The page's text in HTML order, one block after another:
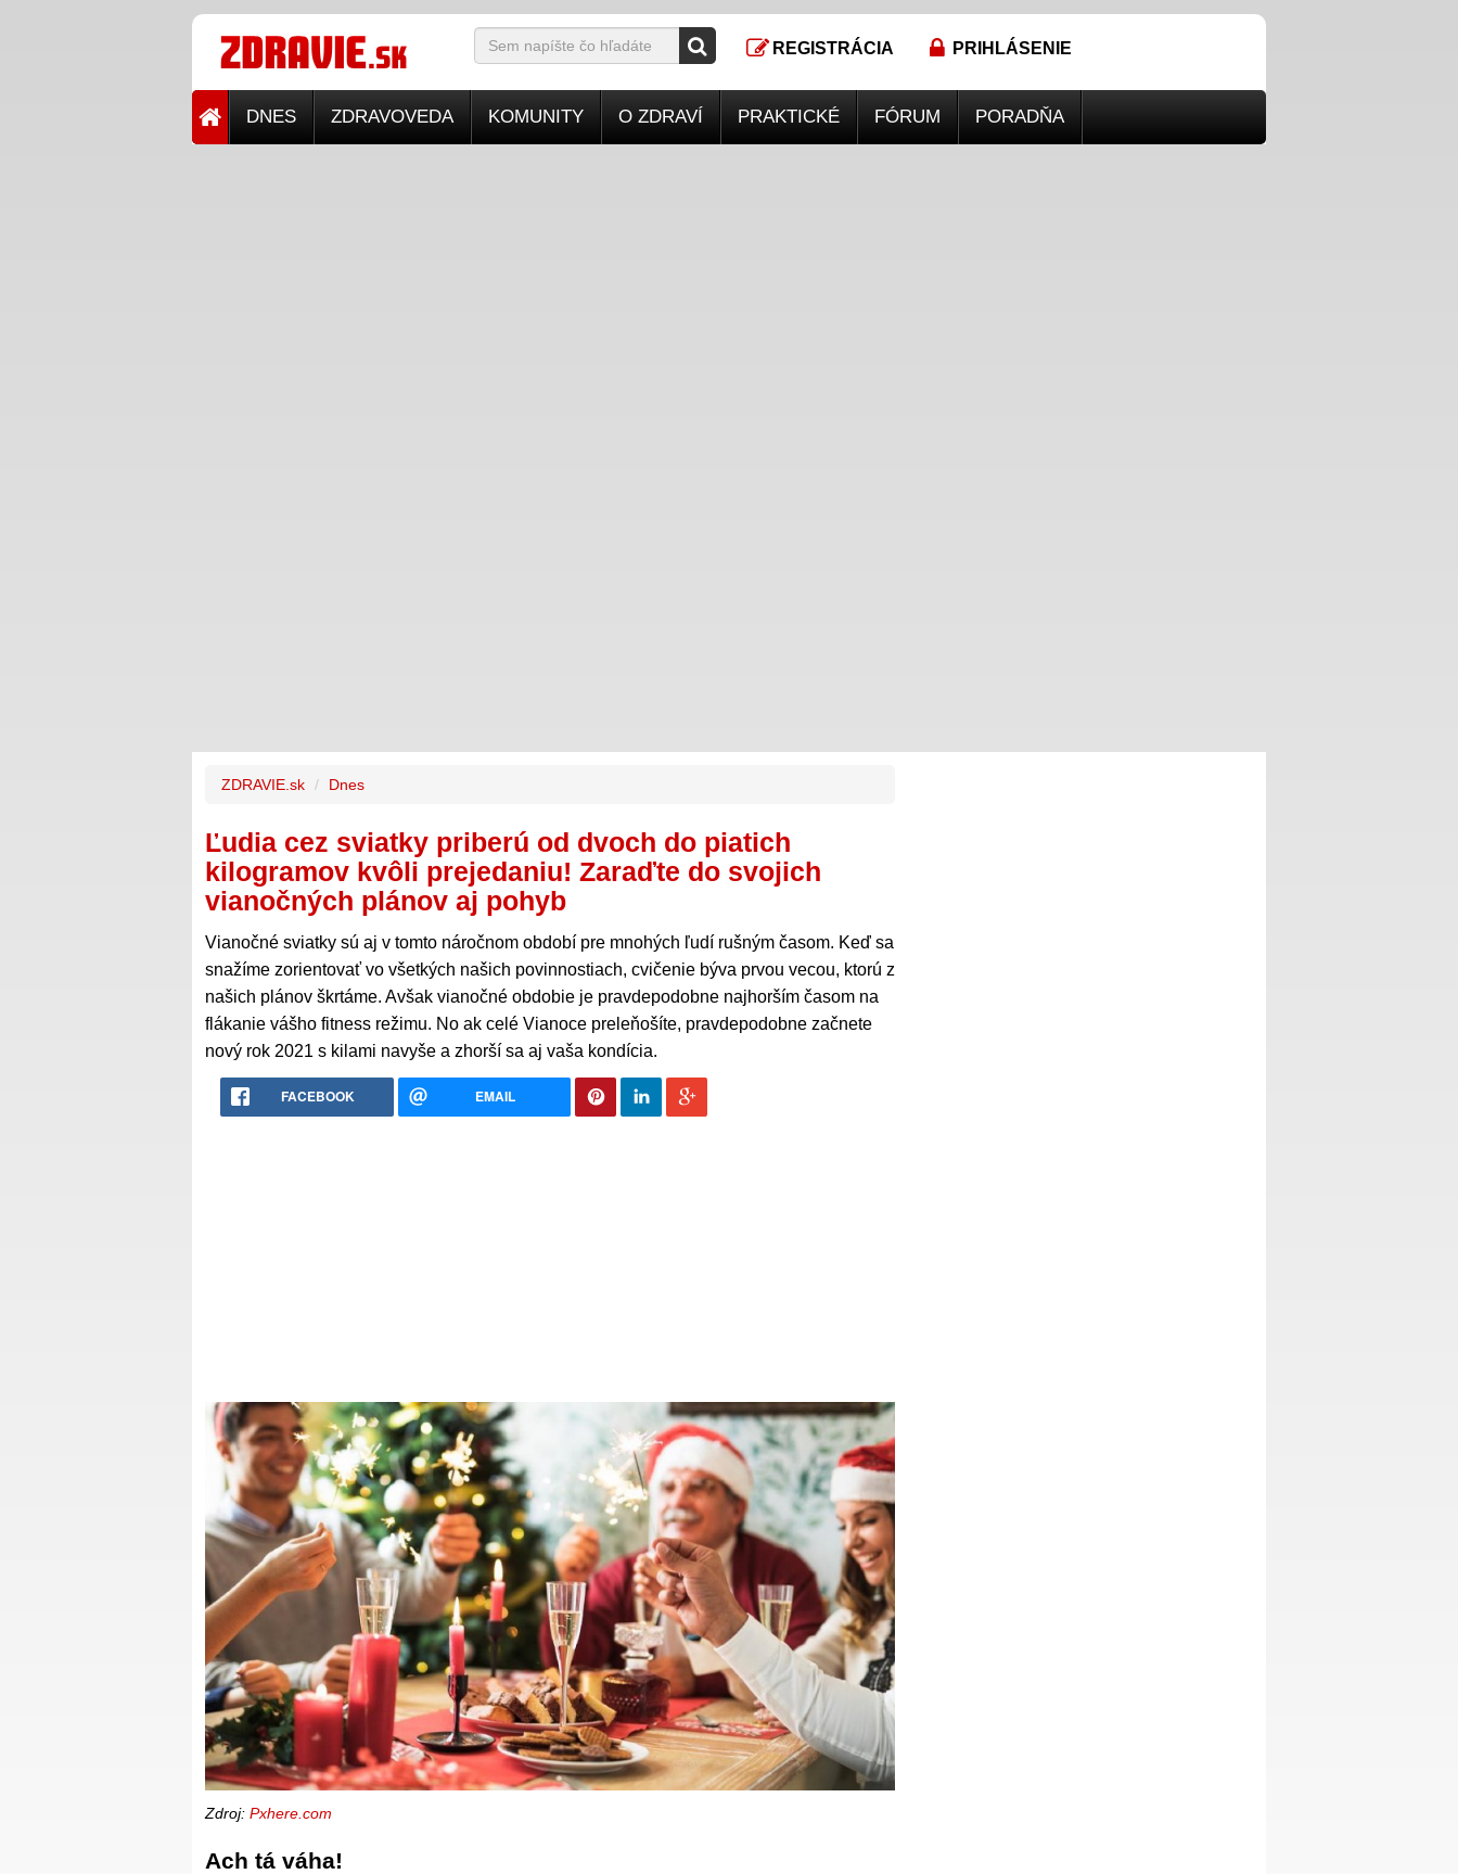
REGISTRÁCIA PRIHLÁSENIE
DNES ZDRAVOVEDA KOMUNITY O ZDRAVÍ PRAKTICKÉ FÓRUM PORADŇA
ZDRAVIE.sk Dnes
Ľudia cez sviatky priberú od dvoch do piatich
kilogramov kvôli prejedaniu! Zaraďte do svojich
vianočných plánov aj pohyb
Vianočné sviatky sú aj v tomto náročnom období pre mnohých ľudí rušným časom. Keď sa
snažíme zorientovať vo všetkých našich povinnostiach, cvičenie býva prvou vecou, ktorú z
našich plánov škrtáme. Avšak vianočné obdobie je pravdepodobne najhorším časom na
flákanie vášho fitness režimu. No ak celé Vianoce preleňošíte, pravdepodobne začnete
nový rok 2021 s kilami navyše a zhorší sa aj vaša kondícia.
FACEBOOK EMAIL
Zdroj: Pxhere.com
Ach tá váha!